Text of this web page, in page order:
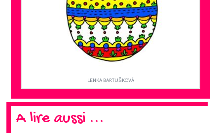
LENKA BARTUŠKOVÁ
A lire aussi ...